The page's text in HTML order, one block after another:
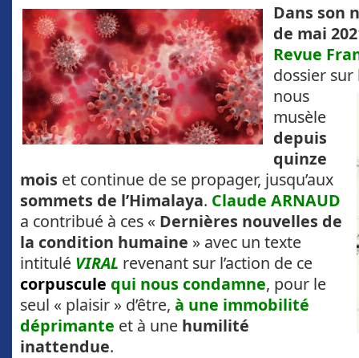
Dans son
de mai
Revue
dossier
nous
musèle
depuis
quinze
mois et continue de se propager, jusqu’aux
sommets de l’Himalaya. Claude ARNAUD
a contribué à ces « Dernières nouvelles de
la condition humaine » avec un texte
intitulé VIRAL revenant sur l’action de ce
corpuscule qui nous condamne, pour le
seul « plaisir » d’être, à une immobilité
déprimante et à une humilité
inattendue.